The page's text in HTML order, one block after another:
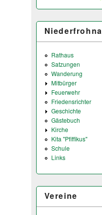
Niederfrohna
Rathaus
Satzungen
Wanderung
Mitbürger
Feuerwehr
Friedensrichter
Geschichte
Gästebuch
Kirche
Kita "Pfiffikus"
Schule
Links
Vereine